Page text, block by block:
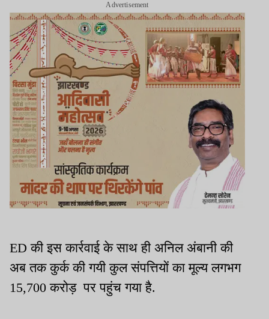
Advertisement
ED की इस कार्रवाई के साथ ही अनिल अंबानी की
अब तक कुर्क की गयी कुल संपत्तियों का मूल्य लगभग
15,700 करोड़ पर पहुंच गया है.